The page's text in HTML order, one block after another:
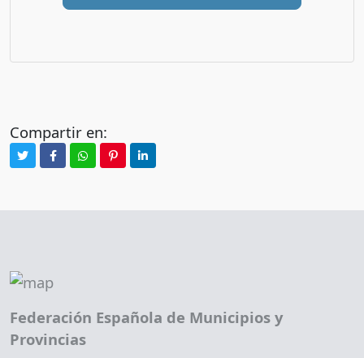
Compartir en:
Federación Española de Municipios y
Provincias